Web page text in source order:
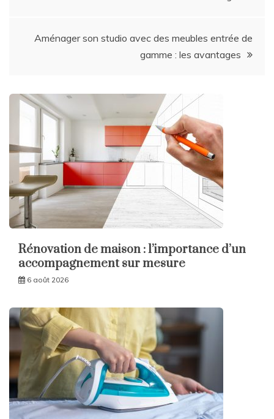
Aménager son studio avec des meubles entrée de
gamme : les avantages
Rénovation de maison : l’importance d’un
accompagnement sur mesure
6 août 2026